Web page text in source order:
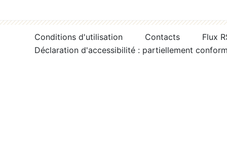
Conditions d'utilisation Contacts
Flux
Déclaration d'accessibilité : partiellement